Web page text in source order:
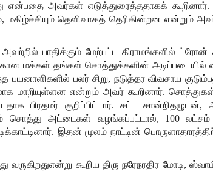
என்பதை அவர்கள் எடுத்துரைத்ததாகக் கூறினார்.
, மகிழ்ச்சியும் தெளிவாகத் தெரிகின்றன என்றும்
அவற்றில் பாதிக்கும் மேற்பட்ட கிராமங்களில் ட்ரோன்
மக்கள் தங்கள் சொத்துக்களின் அடிப்படையில்
பயனாளிகளில் பலர் சிறு, நடுத்தர விவசாய
மாறியுள்ளன என்றும் அவர் கூறினார்.
பிரதமர் குறிப்பிட்டார். சட்ட சான்றிதழுடன்,
சொத்து அட்டைகள் வழங்கப்பட்டால், 100லட்சம்
. இதன் மூலம் நாட்டின்
வருகிறதுஎன்று கூறிய திரு நரேநரதிர மோடி,